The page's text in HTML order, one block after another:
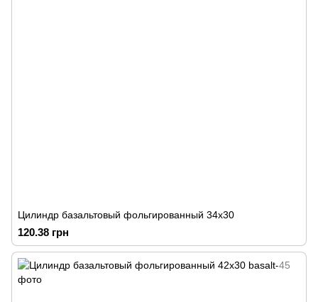
Цилиндр базальтовый фольгированный 34х30
120.38 грн